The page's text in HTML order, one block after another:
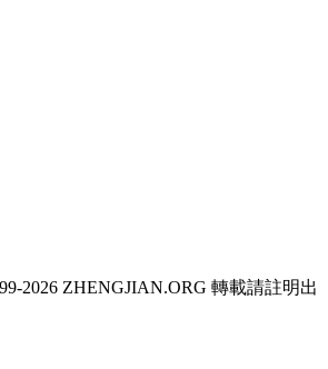
2026 ZHENGJIAN.ORG 轉載請註明出